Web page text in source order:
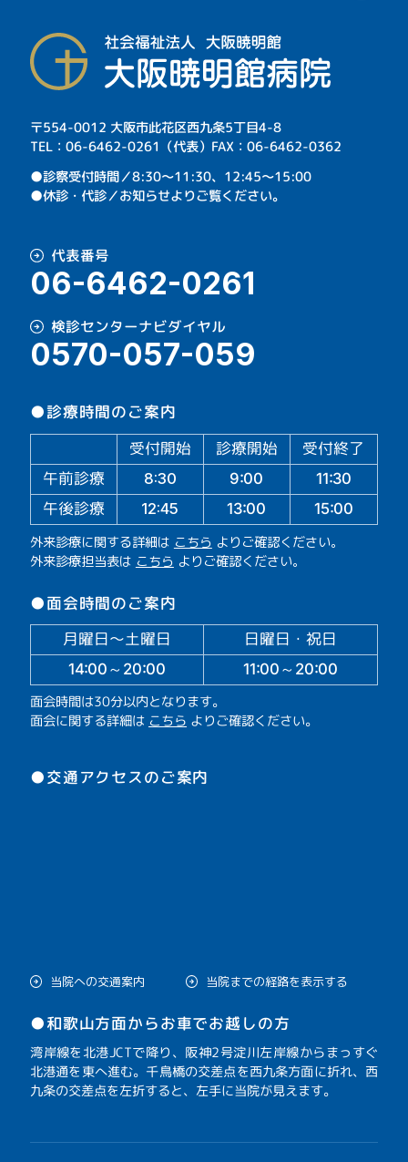
〒554-0012 大阪市此花区西九条5丁目4-8
TEL：06-6462-0261（代表）FAX：06-6462-0362
⁩●診察受付時間／8:30～11:30、12:45～15:00
●休診・代診／お知らせよりご覧ください。
代表番号
06-6462-0261
検診センターナビダイヤル
0570-057-059
●診療時間のご案内
受付開始 診療開始
受付終了
午前診療
8:30 9:00 11:30
午後診療 12:45 13:00 15:00
外来診療に関する詳細は こちら よりご確認ください。
外来診療担当表は こちら よりご確認ください。
●面会時間のご案内
月曜日～土曜日 日曜日・祝日
14:00～20:00 11:00～20:00
面会時間は30分以内となります。
面会に関する詳細は こちら よりご確認ください。
●交通アクセスのご案内
当院への交通案内 当院までの経路を表示する
●和歌山方面からお車でお越しの方
湾岸線を北港JCTで降り、阪神2号淀川左岸線からまっすぐ
北港通を東へ進む。千鳥橋の交差点を西九条方面に折れ、西
九条の交差点を左折すると、左手に当院が見えます。